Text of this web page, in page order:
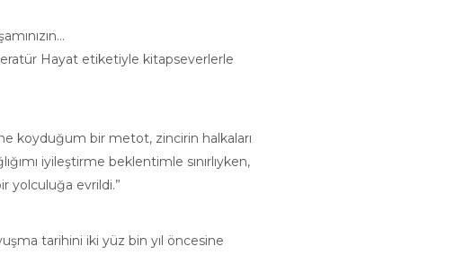
Hayat etiketiyle kitapseverlerle
koyduğum bir metot, zincirin halkaları
iyileştirme beklentimle sınırlıyken,
yolculuğa evrildi.”
tarihini iki yüz bin yıl öncesine